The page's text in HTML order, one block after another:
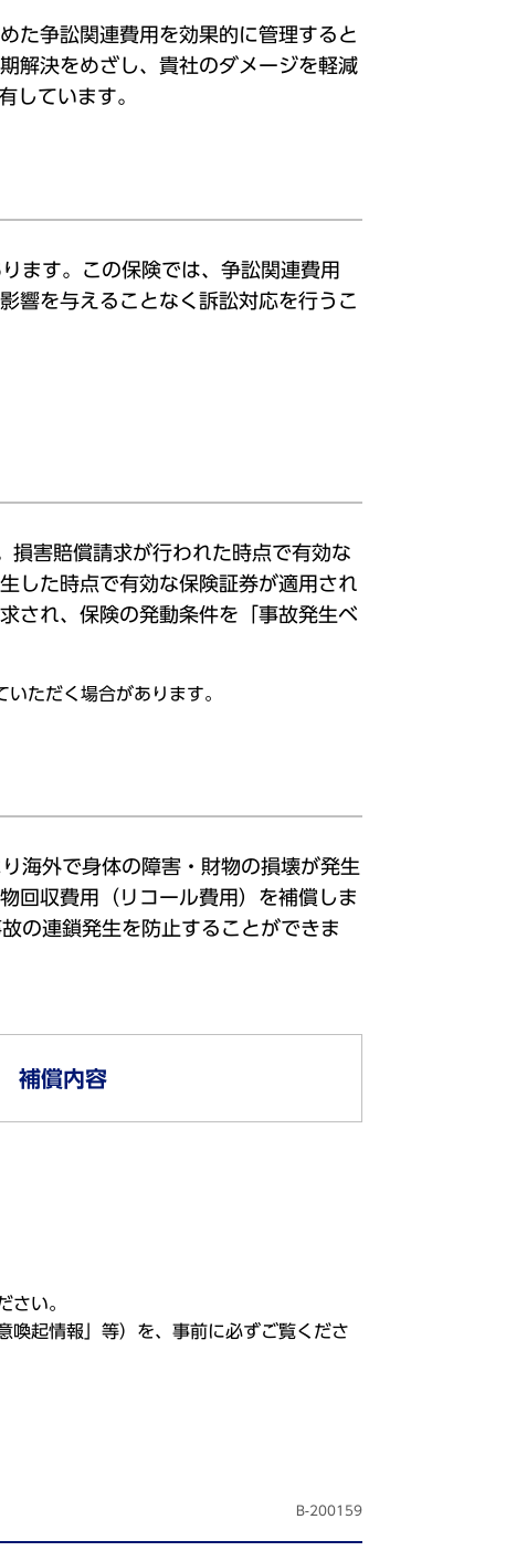
た争訟関連費用を効果的に管理すると
解決をめざし、貴社のダメージを軽減
しています。
ます。この保険では、争訟関連費用
響を与えることなく訴訟対応を行うこ
損害賠償請求が行われた時点で有効な
した時点で有効な保険証券が適用され
され、保険の発動条件を「事故発生ベ
ただく場合があります。
海外で身体の障害・財物の損壊が発生
回収費用（リコール費用）を補償しま
の連鎖発生を防止することができま
補償内容
さい。
喚起情報」等）を、事前に必ずご覧くださ
B-200159